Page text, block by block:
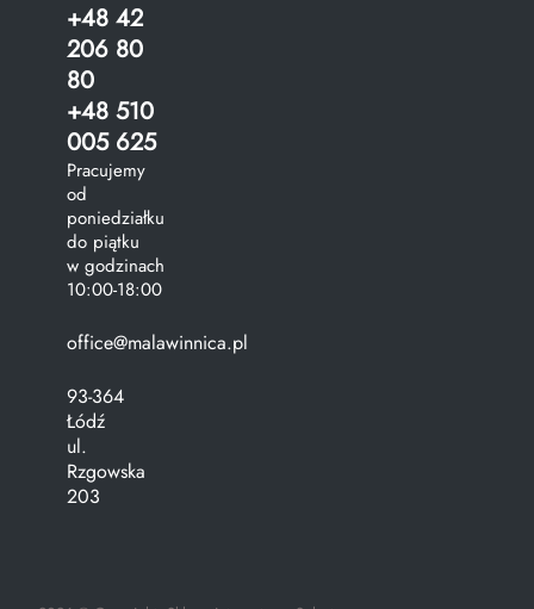
+48 42
206 80
80
+48 510
005 625
Pracujemy
od
poniedziałku
do piątku
w godzinach
10:00-18:00
office@malawinnica.pl
93-364
Łódź
ul.
Rzgowska
203